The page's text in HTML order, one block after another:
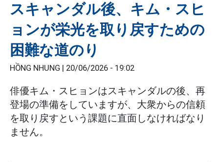
スキャンダル後、キム・スヒ
ョンが栄光を取り戻すための
困難な道のり
HỒNG NHUNG | 20/06/2026 - 19:02
俳優キム・スヒョンはスキャンダルの後、再
登場の準備をしていますが、大衆からの信頼
を取り戻すという課題に直面しなければなり
ません。